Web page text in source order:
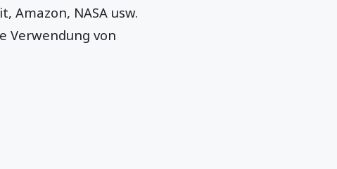
Amazon, NASA usw.
Verwendung von